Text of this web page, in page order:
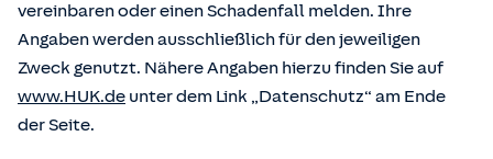
vereinbaren oder einen Schadenfall melden. Ihre
Angaben werden ausschließlich für den jeweiligen
Zweck genutzt. Nähere Angaben hierzu finden Sie auf
www.HUK.de unter dem Link „Datenschutz“ am Ende
der Seite.